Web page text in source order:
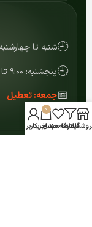
🕘شنبه تا چهارشنبه: ۹:۰۰ تا
🕘پنجشنبه: ۹:۰۰ تا ۱۳:۰۰
📅جمعه: تعطیل
فیلترها
علاقه مندی
0
سبد خرید
حساب کاربری من